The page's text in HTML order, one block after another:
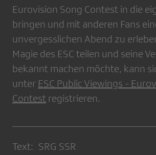
Eurovision Song Contest in die
bringen und mit anderen Fans
unvergesslichen Abend zu
Magie des ESC teilen und seine
bekannt machen möchte, kann
unter ESC Public Viewings -
Contest registrieren.
Text: SRG SSR